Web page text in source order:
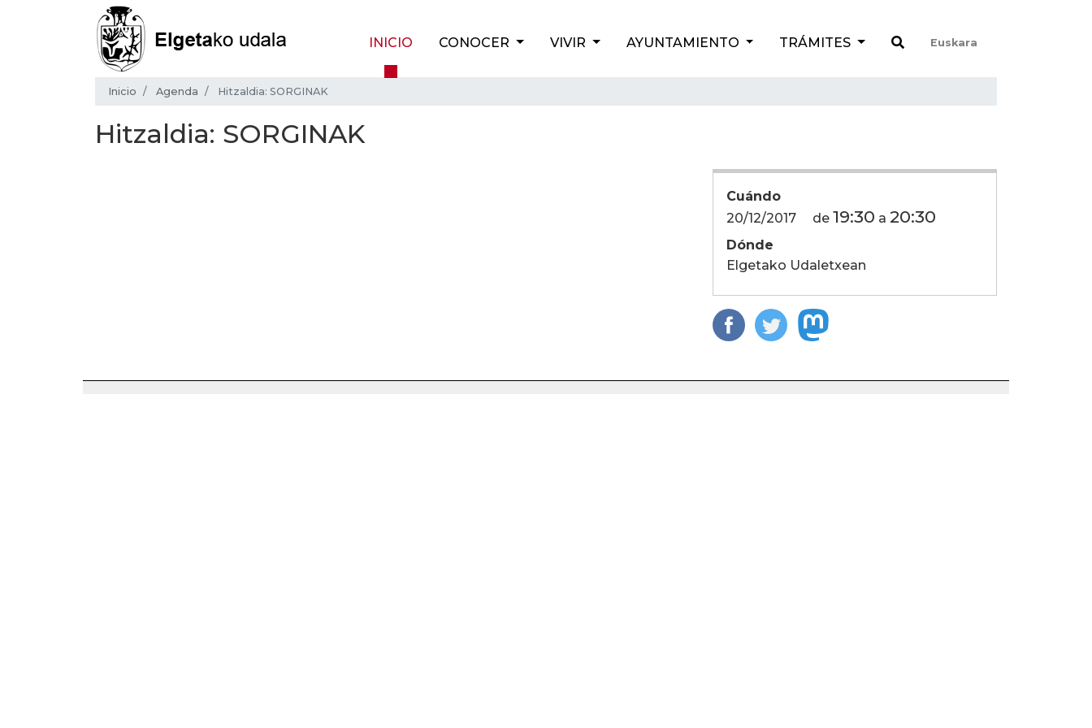
INICIO CONOCER VIVIR AYUNTAMIENTO TRÁMITES Euskara
Inicio Agenda Hitzaldia: SORGINAK
Hitzaldia: SORGINAK
Cuándo
20/12/2017
de 19:30 a 20:30
Dónde
Elgetako Udaletxean